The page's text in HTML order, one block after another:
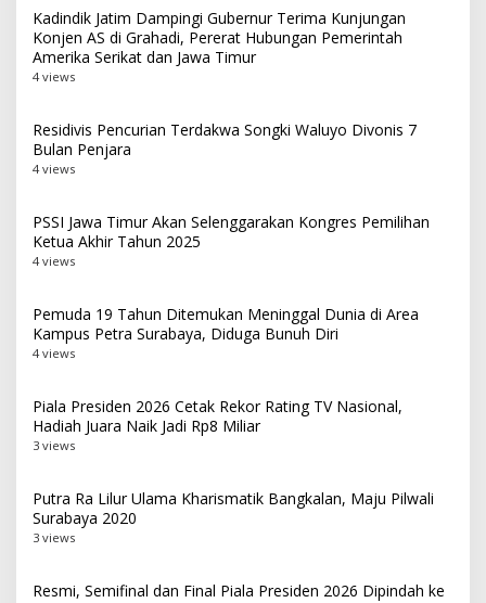
Kadindik Jatim Dampingi Gubernur Terima Kunjungan
Konjen AS di Grahadi, Pererat Hubungan Pemerintah
Amerika Serikat dan Jawa Timur
4 views
Residivis Pencurian Terdakwa Songki Waluyo Divonis 7
Bulan Penjara
4 views
PSSI Jawa Timur Akan Selenggarakan Kongres Pemilihan
Ketua Akhir Tahun 2025
4 views
Pemuda 19 Tahun Ditemukan Meninggal Dunia di Area
Kampus Petra Surabaya, Diduga Bunuh Diri
4 views
Piala Presiden 2026 Cetak Rekor Rating TV Nasional,
Hadiah Juara Naik Jadi Rp8 Miliar
3 views
Putra Ra Lilur Ulama Kharismatik Bangkalan, Maju Pilwali
Surabaya 2020
3 views
Resmi, Semifinal dan Final Piala Presiden 2026 Dipindah ke